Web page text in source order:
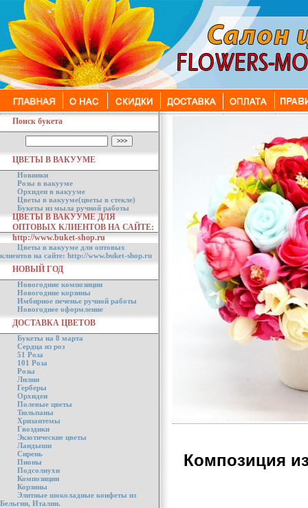
Поиск букета
ЦВЕТЫ В ВАКУУМЕ
Новинки
Розы в вакууме
Орхидеи в вакууме
Цветы в вакууме(цветы в стекле)
Букеты из мыла ручной работы
ЦВЕТЫ В ВАКУУМЕ ДЛЯ
ОПТОВЫХ КЛИЕНТОВ НА САЙТЕ:
http://www.buket-shop.ru
Цветы в вакууме для оптовых
клиентов на сайте: http://www.buket-shop.ru
НОВЫЙ ГОД
Новогодние композиции
Новогодние корзины
Имбирное печенье ручной работы
Новогоднее оформление
ДОСТАВКА ЦВЕТОВ
Букеты на 8 марта
Сердца из роз
51 Роза
101 Роза
Розы
Лилии
Герберы
Орхидеи
Полевые цветы
Тюльпаны
Хризантемы
Гвоздики
Экзотические цветы
Ландыши
Сирень
Пионы
Подсолнухи
Композиции
Корзины
Элитные шоколадные конфеты из
Бельгии, Италии.
Композиция